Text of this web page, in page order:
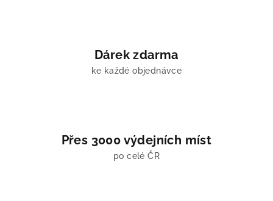
ý
p
Dárek zdarma
ke každé objednávce
Přes 3000 výdejních míst
po celé ČR